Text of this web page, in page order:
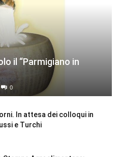
il “Parmigiano in
0
In attesa dei colloqui in
e Turchi